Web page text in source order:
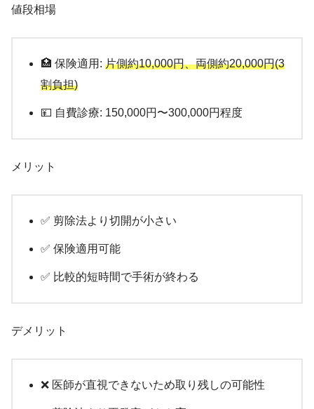
値段相場
🏥 保険適用: 片側約10,000円、両側約20,000円(3
割負担)
💴 自費診療: 150,000円〜300,000円程度
メリット
✅ 剪除法より切開が小さい
✅ 保険適用可能
✅ 比較的短時間で手術が終わる
デメリット
❌ 医師が直視できないため取り残しの可能性